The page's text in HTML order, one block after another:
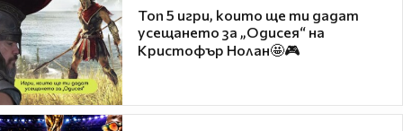
Топ 5 игри, които ще ти дадат
усещането за „Одисея“ на
Кристофър Нолан🤩🎮